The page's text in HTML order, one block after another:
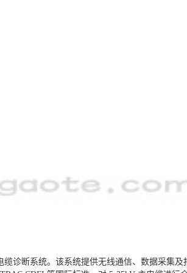
诊断系统。该系统提供无线通信、数据采集及